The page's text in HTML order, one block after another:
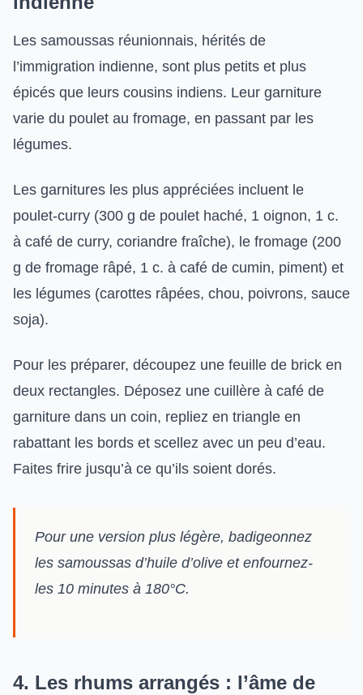
Les samoussas réunionnais, hérités de
l’immigration indienne, sont plus petits et plus
épicés que leurs cousins indiens. Leur garniture
varie du poulet au fromage, en passant par les
légumes.
Les garnitures les plus appréciées incluent le
poulet-curry (300 g de poulet haché, 1 oignon, 1 c.
à café de curry, coriandre fraîche), le fromage (200
g de fromage râpé, 1 c. à café de cumin, piment) et
les légumes (carottes râpées, chou, poivrons, sauce
soja).
Pour les préparer, découpez une feuille de brick en
deux rectangles. Déposez une cuillère à café de
garniture dans un coin, repliez en triangle en
rabattant les bords et scellez avec un peu d’eau.
Faites frire jusqu’à ce qu’ils soient dorés.
Pour une version plus légère, badigeonnez
les samoussas d’huile d’olive et enfournez-
les 10 minutes à 180°C.
4. Les rhums arrangés : l’âme de